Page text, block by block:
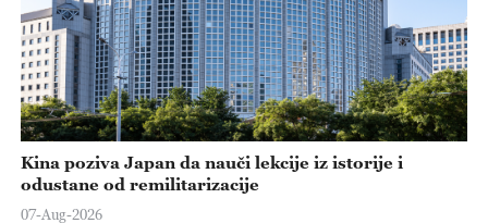
Kina poziva Japan da nauči lekcije iz istorije i
odustane od remilitarizacije
07-Aug-2026